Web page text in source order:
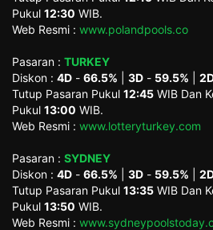
Pukul 12:30 WIB.
Web Resmi : www.polandpools.co
Pasaran : TURKEY
Diskon : 4D - 66.5% 3D - 59.5%
Tutup Pasaran Pukul 12:45 WIB Dan
Pukul 13:00 WIB.
Web Resmi : www.lotteryturkey.com
Pasaran : SYDNEY
Diskon : 4D - 66.5% 3D - 59.5%
Tutup Pasaran Pukul 13:35 WIB Dan
Pukul 13:50 WIB.
Web Resmi :